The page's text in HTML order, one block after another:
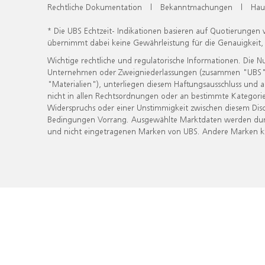
Rechtliche Dokumentation | Bekanntmachungen |
* Die UBS Echtzeit- Indikationen basieren auf
übernimmt dabei keine Gewährleistung für die
Wichtige rechtliche und regulatorische Informationen. Die
Unternehmen oder Zweigniederlassungen (zusammen
"Materialien"), unterliegen diesem Haftungsausschluss
nicht in allen Rechtsordnungen oder an bestimmte
Widerspruchs oder einer Unstimmigkeit zwischen diesem
Bedingungen Vorrang. Ausgewählte Marktdaten werden
und nicht eingetragenen Marken von UBS. Andere Marken